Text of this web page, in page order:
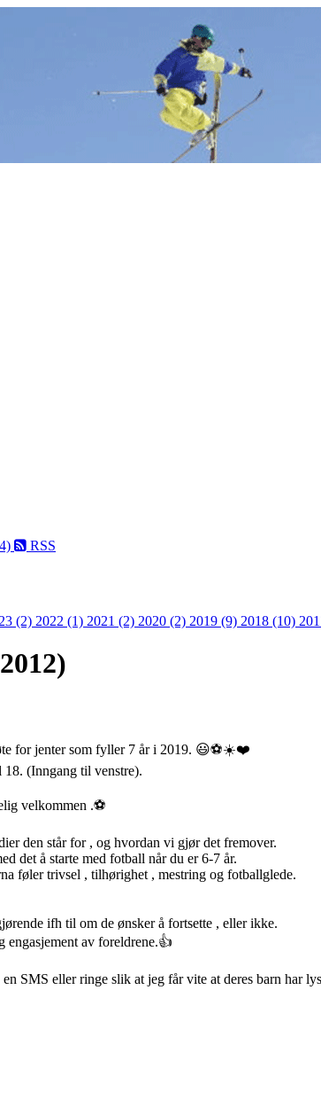
RSS
(2) 2022 (1) 2021 (2) 2020 (2) 2019 (9) 2018 (10)
for jenter som fyller 7 år i 2019. 😃⚽️☀️❤️
(Inngang til venstre).
velkommen .⚽️
den står for , og hvordan vi gjør det fremover.
det å starte med fotball når du er 6-7 år.
føler trivsel , tilhørighet , mestring og fotballglede.
ifh til om de ønsker å fortsette , eller ikke.
av foreldrene.👍
SMS eller ringe slik at jeg får vite at deres barn har